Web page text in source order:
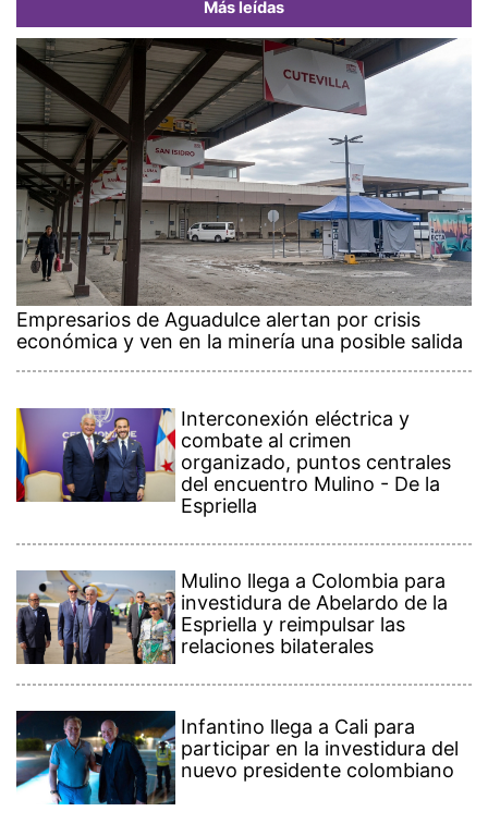
Más leídas
Empresarios de Aguadulce alertan por crisis
económica y ven en la minería una posible salida
Interconexión eléctrica y
combate al crimen
organizado, puntos centrales
del encuentro Mulino - De la
Espriella
Mulino llega a Colombia para
investidura de Abelardo de la
Espriella y reimpulsar las
relaciones bilaterales
Infantino llega a Cali para
participar en la investidura del
nuevo presidente colombiano